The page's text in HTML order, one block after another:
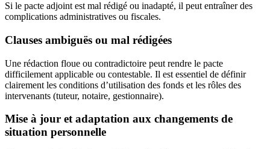
Si le pacte adjoint est mal rédigé ou inadapté, il peut entraîner des
complications administratives ou fiscales.
Clauses ambiguës ou mal rédigées
Une rédaction floue ou contradictoire peut rendre le pacte
difficilement applicable ou contestable. Il est essentiel de définir
clairement les conditions d’utilisation des fonds et les rôles des
intervenants (tuteur, notaire, gestionnaire).
Mise à jour et adaptation aux changements de
situation personnelle